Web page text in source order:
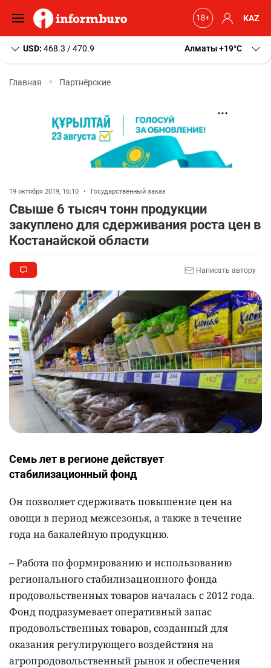
KAZ
USD: 468.3 / 470.9 Алматы+19 C
Главная Партнёрские
19 октября 2019, 16:10 • Государственный заказ
Свыше 6 тысяч тонн продукции
закуплено для сдерживания роста цен в
Костанайской области
Написать автору
Семь лет в регионе действует
стабилизационный фонд
Он позволяет сдерживать повышение цен на
овощи в период межсезонья, а также в течение
года на бакалейную продукцию.
– Работа по формированию и использованию
регионального стабилизационного фонда
продовольственных товаров началась с 2012 года.
Фонд подразумевает оперативный запас
продовольственных товаров, созданный для
оказания регулирующего воздействия на
агропродовольственный рынок и обеспечения